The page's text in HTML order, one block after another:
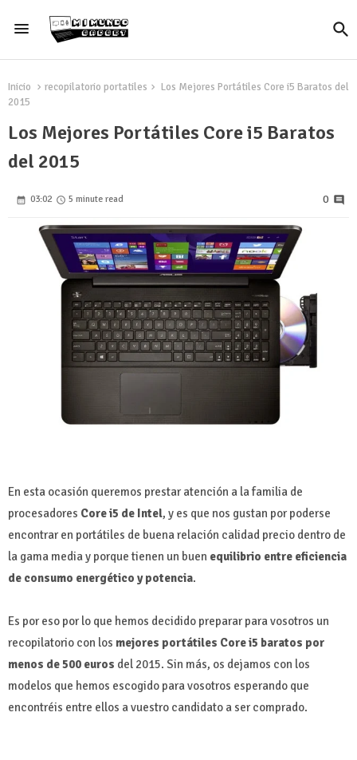
Inicio recopilatorio portatiles
Los Mejores Portátiles Core i5 Baratos del
2015
Los Mejores Portátiles Core i5 Baratos
del 2015
03:02 5 minute read 0
En esta ocasión queremos prestar atención a la familia de
procesadores Core i5 de Intel, y es que nos gustan por poderse
encontrar en portátiles de buena relación calidad precio dentro de
la gama media y porque tienen un buen equilibrio entre eficiencia
de consumo energético y potencia.
Es por eso por lo que hemos decidido preparar para vosotros un
recopilatorio con los mejores portátiles Core i5 baratos por
menos de 500 euros del 2015. Sin más, os dejamos con los
modelos que hemos escogido para vosotros esperando que
encontréis entre ellos a vuestro candidato a ser comprado.